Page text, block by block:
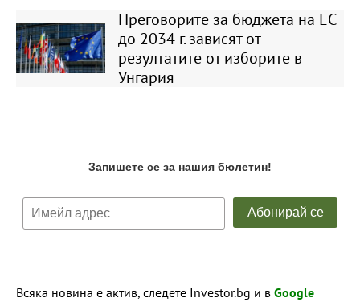
Преговорите за бюджета на ЕС
до 2034 г. зависят от
резултатите от изборите в
Унгария
Всяка новина е актив, следете Investor.bg и в Google